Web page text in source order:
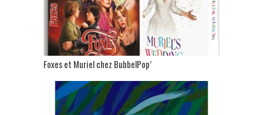
Foxes et Muriel chez BubbelPop’